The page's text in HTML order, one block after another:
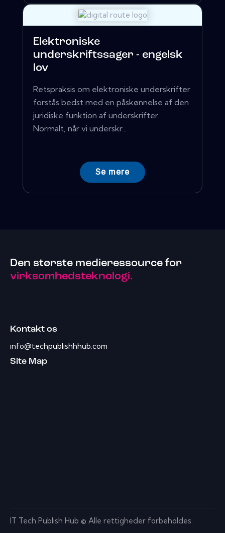
Elektroniske
underskriftssager - engelsk
lov
Retspraksis om elektroniske underskrifter
forstås bedst med en påskønnelse af den
juridiske funktion af underskrifter.
Normalt, når vi underskr...
Se mere
Den største medieressource for
virksomhedsteknologi.
Kontakt os
info@techpublishhhub.com
Site Map
IT Tech Publish Hub © Alle rettigheder forbeholdes.